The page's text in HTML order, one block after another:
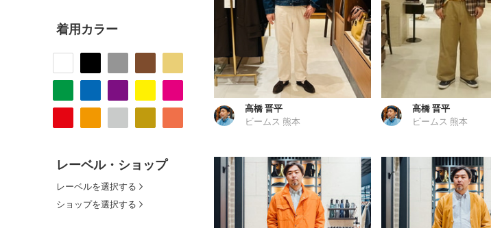
着用カラー
レーベル・ショップ
レーベルを選択する
ショップを選択する
高橋 晋平
ビームス 熊本
高橋 晋平
ビームス 熊本